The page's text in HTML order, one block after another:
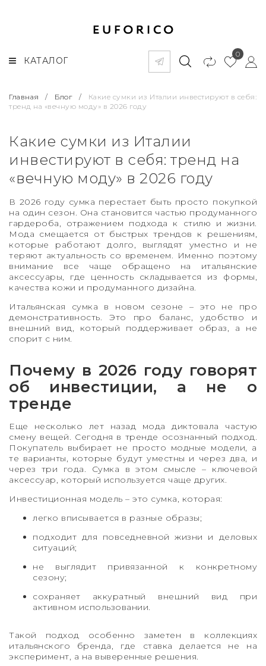
КАТАЛОГ
0
Главная / Блог /
Какие сумки из Италии инвестируют в себя:
тренд на «вечную моду» в 2026 году
Какие сумки из Италии
инвестируют в себя: тренд на
«вечную моду» в 2026 году
В 2026 году сумка перестает быть просто покупкой
на один сезон. Она становится частью продуманного
гардероба, отражением подхода к стилю и жизни.
Мода смещается от быстрых трендов к решениям,
которые работают долго, выглядят уместно и не
теряют актуальность со временем. Именно поэтому
внимание все чаще обращено на итальянские
аксессуары, где ценность складывается из формы,
качества кожи и продуманного дизайна.
Итальянская сумка в новом сезоне – это не про
демонстративность. Это про баланс, удобство и
внешний вид, который поддерживает образ, а не
спорит с ним.
Почему в 2026 году говорят
об инвестиции, а не о
тренде
Еще несколько лет назад мода диктовала частую
смену вещей. Сегодня в тренде осознанный подход.
Покупатель выбирает не просто модные модели, а
те варианты, которые будут уместны и через два, и
через три года. Сумка в этом смысле – ключевой
аксессуар, который используется чаще других.
Инвестиционная модель – это сумка, которая:
легко вписывается в разные образы;
подходит для повседневной жизни и деловых
ситуаций;
не выглядит привязанной к конкретному
сезону;
сохраняет аккуратный внешний вид при
активном использовании.
Такой подход особенно заметен в коллекциях
итальянского бренда, где ставка делается не на
эксперимент, а на выверенные решения.